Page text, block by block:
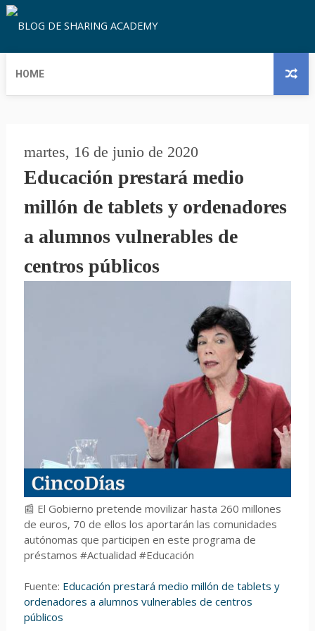
HOME
martes, 16 de junio de 2020
Educación prestará medio
millón de tablets y ordenadores
a alumnos vulnerables de
centros públicos
📰 El Gobierno pretende movilizar hasta 260 millones
de euros, 70 de ellos los aportarán las comunidades
autónomas que participen en este programa de
préstamos #Actualidad #Educación
Fuente: Educación prestará medio millón de tablets y
ordenadores a alumnos vulnerables de centros
públicos